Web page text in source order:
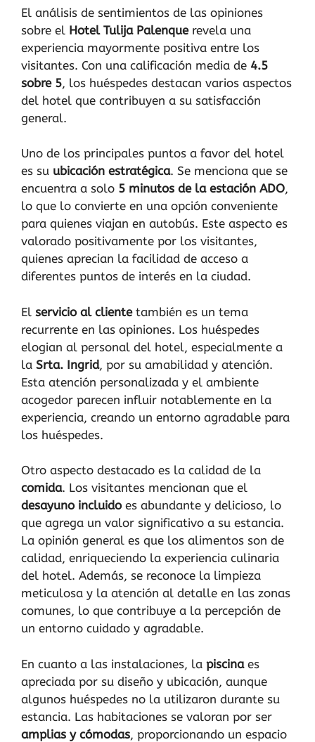
El análisis de sentimientos de las opiniones
sobre el Hotel Tulija Palenquerevela una
experiencia mayormente positiva entre los
visitantes. Con una calificación media de 4.5
sobre 5, los huéspedes destacan varios aspectos
del hotel que contribuyen a su satisfacción
general.
Uno de los principales puntos a favor del hotel
es su ubicación estratégica. Se menciona que se
encuentra a solo 5 minutos de la estación ADO,
lo que lo convierte en una opción conveniente
para quienes viajan en autobús. Este aspecto es
valorado positivamente por los visitantes,
quienes aprecian la facilidad de acceso a
diferentes puntos de interés en la ciudad.
El servicio al clientetambién es un tema
recurrente en las opiniones. Los huéspedes
elogian al personal del hotel, especialmente a
la Srta. Ingrid, por su amabilidad y atención.
Esta atención personalizada y el ambiente
acogedor parecen influir notablemente en la
experiencia, creando un entorno agradable para
los huéspedes.
Otro aspecto destacado es la calidad de la
comida. Los visitantes mencionan que el
desayuno incluidoes abundante y delicioso, lo
que agrega un valor significativo a su estancia.
La opinión general es que los alimentos son de
calidad, enriqueciendo la experiencia culinaria
del hotel. Además, se reconoce la limpieza
meticulosa y la atención al detalle en las zonas
comunes, lo que contribuye a la percepción de
un entorno cuidado y agradable.
En cuanto a las instalaciones, la piscinaes
apreciada por su diseño y ubicación, aunque
algunos huéspedes no la utilizaron durante su
estancia. Las habitaciones se valoran por ser
amplias y cómodas, proporcionando un espacio